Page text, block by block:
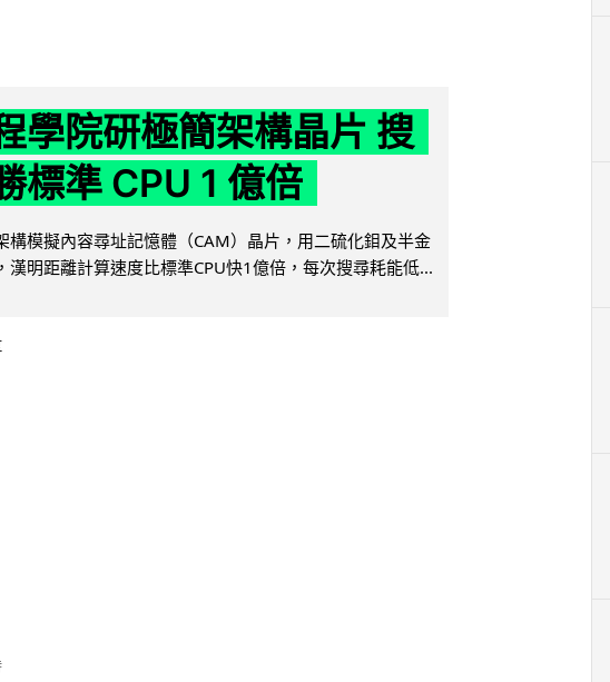
學院研極簡架構晶片 搜
標準 CPU 1 億倍
構模擬內容尋址記憶體（CAM）晶片，用二硫化鉬及半金
漢明距離計算速度比標準CPU快1億倍，每次搜尋耗能低...